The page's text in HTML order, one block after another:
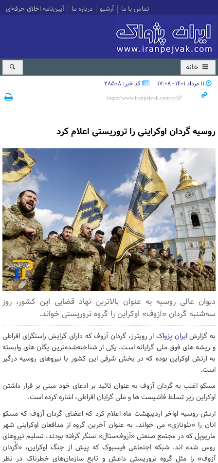
تماس با ما آرشیو درباره ما آیین‌نامه اخلاق حرفه‌ای
خانه
۱۱ مرداد ۱۴۰۱ - ۱۷:۰۸ کد خبر: 28508
روسیه گردان اوکراینی را تروریستی اعلام کرد
دیوان عالی روسیه به عنوان بالاترین نهاد قضایی این کشور، روز
سه‌شنبه گردان «آزوف» اوکراین را گروه تروریستی خواند.
به گزارشایران پژواک از رویترز، گردان آزوف که دارای گرایش راستگرای افراطی
و ریشه های فوق ملی گرایانه است، یکی از شناخته‌شده‌ترین یگان های وابسته
به ارتش اوکراین بوده که در بخش شرقی این کشور با نیروهای روسیه درگیر
است.
مسکو اغلب به گردان آزوف به عنوان تائید بر ادعای خود مبنی بر قرار داشتن
اوکراین زیر تسلط فاشیست ها و ملی گرایان افراطی، اشاره کرده است.
ارتش روسیه اواخر اردیبهشت ماه اعلام کرد که اعضای گردان آزوف که مسکو
انان را «نئونازی» می خواند، به عنوان آخرین گروه از مدافعان اوکراینی شهر
ماریوپل که در مجتمع صنعتی «آزوف‌ستال» سنگر گرفته بودند، تسلیم نیروهای
روس شده اند. شبکه اجتماعی فیسبوک که پیش از جنگ اوکراین، «گُردان
آزوف» را مثل گروه تروریستی داعش و تابع سازمان‌های خطرناک در نظر